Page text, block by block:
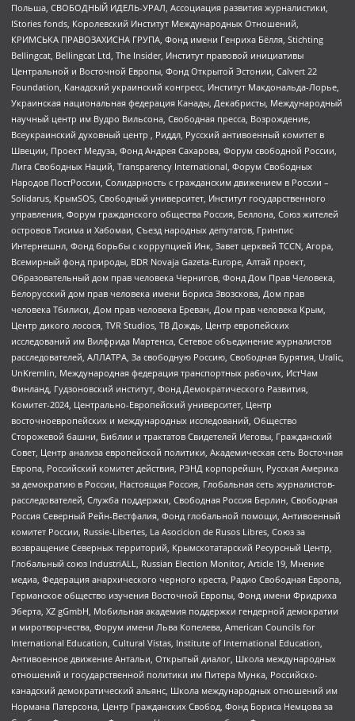
Польша, СВОБОДНЫЙ ИДЕЛЬ-УРАЛ, Ассоциация развития журналистики,
IStories fonds, Королевский Институт Международных Отношений,
КРИМСЬКА ПРАВОЗАХИСНА ГРУПА, Фонд имени Генриха Бёлля, Stichting
Bellingcat, Bellingcat Ltd, The Insider, Институт правовой инициативы
Центральной и Восточной Европы, Фонд Открытой Эстонии, Calvert 22
Foundation, Канадский украинский конгресс, Институт Макдональда-Лорье,
Украинская национальная федерация Канады, Декабристы, Международный
научный центр им Вудро Вильсона, Свободная пресса, Возрождение,
Всеукраинский духовный центр , Риддл, Русский антивоенный комитет в
Швеции, Проект Медуза, Фонд Андрея Сахарова, Форум свободной России,
Лига Свободных Наций, Transparеncy International, Форум Свободных
Народов ПостРоссии, Солидарность с гражданским движением в России –
Solidarus, КрымSOS, Свободный университет, Институт государственного
управления, Форум гражданского общества Россия, Беллона, Союз жителей
островов Тисима и Хабомаи, Съезд народных депутатов, Гринпис
Интернешнл, Фонд борьбы с коррупцией Инк, Завет церквей TCCN, Агора,
Всемирный фонд природы, BDR Novaja Gazeta-Europe, Алтай проект,
Образовательный дом прав человека Чернигов, Фонд Дом Прав Человека,
Белорусский дом прав человека имени Бориса Звозскова, Дом прав
человека Тбилиси, Дом прав человека Ереван, Дом прав человека Крым,
Центр дикого лосося, TVR Studios, ТВ Дождь, Центр европейских
исследований им Вилфрида Мартенса, Сетевое объединение журналистов
расследователей, АЛЛАТРА, За свободную Россию, Свободная Бурятия, Uralic,
UnKremlin, Международная федерация транспортных рабочих, ИстЧам
Финланд, Гудзоновский институт, Фонд Демократического Развития,
Комитет-2024, Центрально-Европейский университет, Центр
восточноевропейских и международных исследований, Общество
Сторожевой башни, Библии и трактатов Свидетелей Иеговы, Гражданский
Совет, Центр анализа европейской политики, Академическая сеть Восточная
Европа, Российский комитет действия, РЭНД корпорейшн, Русская Америка
за демократию в России, Настоящая Россия, Глобальная сеть журналистов-
расследователей, Служба поддержки, Свободная Россия Берлин, Свободная
Россия Северный Рейн-Вестфалия, Фонд глобальной помощи, Антивоенный
комитет России, Russie-Libertes, La Asocicion de Rusos Libres, Союз за
возвращение Северных территорий, Крымскотатарский Ресурсный Центр,
Глобальный союз IndustriALL, Russian Election Monitor, Article 19, Мнение
медиа, Федерация анархического черного креста, Радио Свободная Европа,
Германское общество изучения Восточной Европы, Фонд имени Фридриха
Эберта, XZ gGmbH, Мобильная академия поддержки гендерной демократии
и миротворчества, Форум имени Льва Копелева, American Councils for
International Education, Cultural Vistas, Institute of International Education,
Антивоенное движение Антальи, Открытый диалог, Школа международных
отношений и государственной политики им Питера Мунка, Российско-
канадский демократический альянс, Школа международных отношений им
Нормана Патерсона, Центр Гражданских Свобод, Фонд Бориса Немцова за